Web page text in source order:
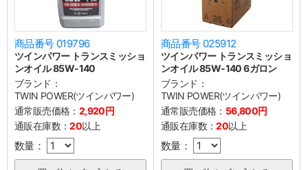
商品番号 019796
ツインパワー トランスミッショ
ンオイル 85W-140
ブランド：
TWIN POWER(ツインパワー)
通常販売価格： 2,920円
通販在庫数：20以上
数量：
商品番号 025912
ツインパワー トランスミッショ
ンオイル 85W-140 6ガロン
ブランド：
TWIN POWER(ツインパワー)
通常販売価格： 56,800円
通販在庫数：20以上
数量：